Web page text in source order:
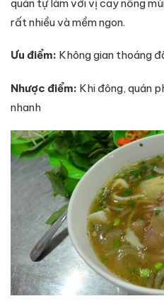
quán tự làm với vị cay nồng
rất nhiều và mềm ngon.
Ưu điểm: Không gian thoáng
Nhược điểm: Khi đông, quán
nhanh